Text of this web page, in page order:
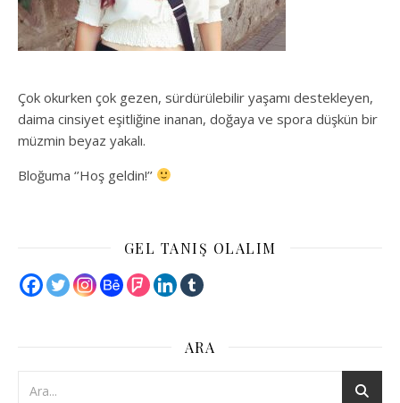
Çok okurken çok gezen, sürdürülebilir yaşamı destekleyen,
daima cinsiyet eşitliğine inanan, doğaya ve spora düşkün bir
müzmin beyaz yakalı.
Bloğuma ‘’Hoş geldin!’’
GEL TANIŞ OLALIM
ARA